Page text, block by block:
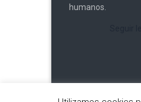
humanos.